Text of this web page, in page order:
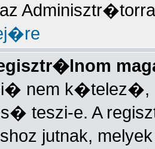
nem k�telez�,
teszi-e. A
jutnak,